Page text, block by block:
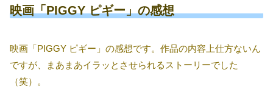
映画「PIGGY ピギー」の感想
映画「PIGGY ピギー」の感想です。作品の内容上仕方ないん
ですが、まあまあイラッとさせられるストーリーでした
（笑）。